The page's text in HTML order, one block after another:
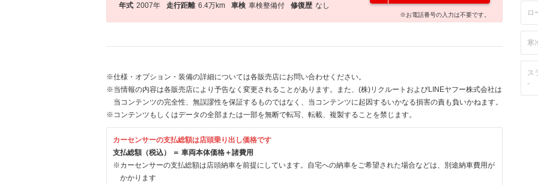
年式 2007年 走行距離 6.4万km 車検 車検整備付 修復歴 なし
※お電話番号の入力は不要です。
※仕様・オプション・装備の詳細については各販売店にお問い合わせください。
※当情報の内容は各販売店により予告なく変更されることがあります。また、(株)リクルートおよびLINEヤフー株式会社は
当コンテンツの完全性、無誤謬性を保証するものではなく、当コンテンツに起因するいかなる損害の責も負いかねます。
※コンテンツもしくはデータの全部または一部を無断で転写、転載、複製することを禁じます。
カーセンサーの支払総額は店頭乗り出し価格です
支払総額（税込） ＝ 車両本体価格＋諸費用
※カーセンサーの支払総額は店頭納車を前提にしています。自宅への納車をご希望された場合などは、別途納車費用が
かかります
ロ
寒
ス
-